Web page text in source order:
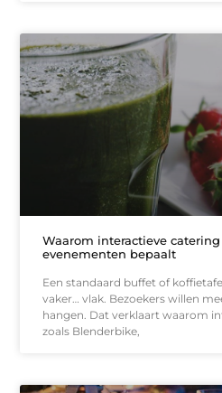
Waarom interactieve
evenementen bepaalt
Een standaard buffet of
vaker… vlak. Bezoekers willen
hangen. Dat verklaart waarom
zoals Blenderbike,